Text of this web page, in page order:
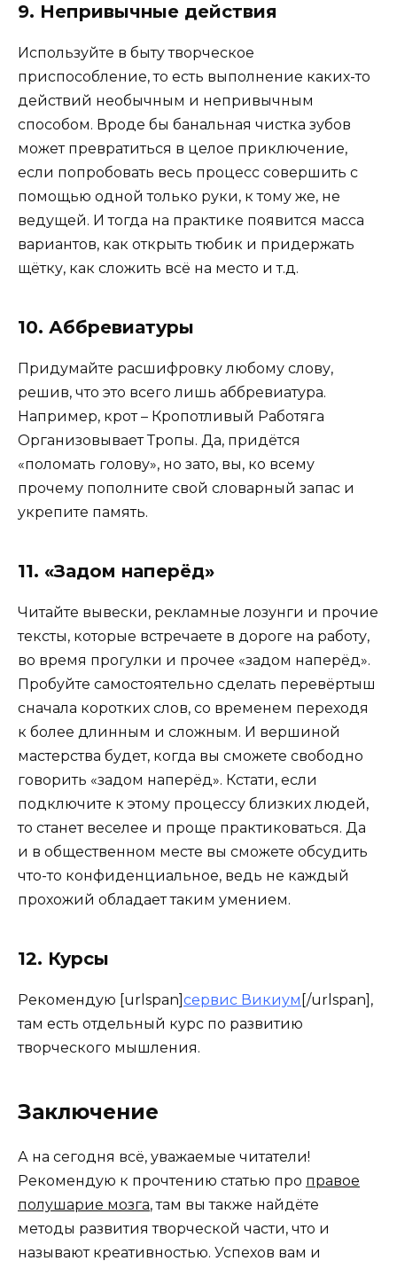
9. Непривычные действия
Используйте в быту творческое
приспособление, то есть выполнение каких-то
действий необычным и непривычным
способом. Вроде бы банальная чистка зубов
может превратиться в целое приключение,
если попробовать весь процесс совершить с
помощью одной только руки, к тому же, не
ведущей. И тогда на практике появится масса
вариантов, как открыть тюбик и придержать
щётку, как сложить всё на место и т.д.
10. Аббревиатуры
Придумайте расшифровку любому слову,
решив, что это всего лишь аббревиатура.
Например, крот – Кропотливый Работяга
Организовывает Тропы. Да, придётся
«поломать голову», но зато, вы, ко всему
прочему пополните свой словарный запас и
укрепите память.
11. «Задом наперёд»
Читайте вывески, рекламные лозунги и прочие
тексты, которые встречаете в дороге на работу,
во время прогулки и прочее «задом наперёд».
Пробуйте самостоятельно сделать перевёртыш
сначала коротких слов, со временем переходя
к более длинным и сложным. И вершиной
мастерства будет, когда вы сможете свободно
говорить «задом наперёд». Кстати, если
подключите к этому процессу близких людей,
то станет веселее и проще практиковаться. Да
и в общественном месте вы сможете обсудить
что-то конфиденциальное, ведь не каждый
прохожий обладает таким умением.
12. Курсы
Рекомендую [urlspan]сервис Викиум [/urlspan],
там есть отдельный курс по развитию
творческого мышления.
Заключение
А на сегодня всё, уважаемые читатели!
Рекомендую к прочтению статью про правое
полушарие мозга, там вы также найдёте
методы развития творческой части, что и
называют креативностью. Успехов вам и